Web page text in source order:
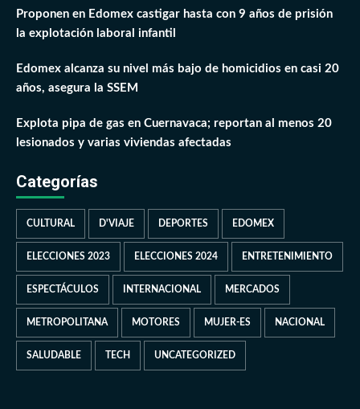
Proponen en Edomex castigar hasta con 9 años de prisión
la explotación laboral infantil
Edomex alcanza su nivel más bajo de homicidios en casi 20
años, asegura la SSEM
Explota pipa de gas en Cuernavaca; reportan al menos 20
lesionados y varias viviendas afectadas
Categorías
CULTURAL D'VIAJE DEPORTES EDOMEX
ELECCIONES 2023 ELECCIONES 2024 ENTRETENIMIENTO
ESPECTÁCULOS INTERNACIONAL MERCADOS
METROPOLITANA MOTORES MUJER-ES NACIONAL
SALUDABLE TECH UNCATEGORIZED